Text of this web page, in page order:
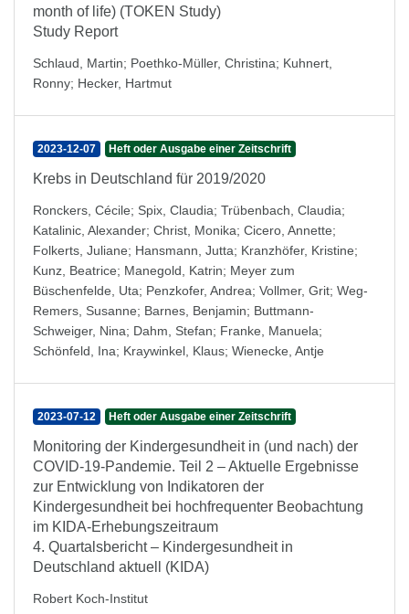
month of life) (TOKEN Study)
Study Report
Schlaud, Martin; Poethko-Müller, Christina; Kuhnert,
Ronny; Hecker, Hartmut
2023-12-07 Heft oder Ausgabe einer Zeitschrift
Krebs in Deutschland für 2019/2020
Ronckers, Cécile; Spix, Claudia; Trübenbach, Claudia;
Katalinic, Alexander; Christ, Monika; Cicero, Annette;
Folkerts, Juliane; Hansmann, Jutta; Kranzhöfer, Kristine;
Kunz, Beatrice; Manegold, Katrin; Meyer zum
Büschenfelde, Uta; Penzkofer, Andrea; Vollmer, Grit; Weg-
Remers, Susanne; Barnes, Benjamin; Buttmann-
Schweiger, Nina; Dahm, Stefan; Franke, Manuela;
Schönfeld, Ina; Kraywinkel, Klaus; Wienecke, Antje
2023-07-12 Heft oder Ausgabe einer Zeitschrift
Monitoring der Kindergesundheit in (und nach) der
COVID-19-Pandemie. Teil 2 – Aktuelle Ergebnisse
zur Entwicklung von Indikatoren der
Kindergesundheit bei hochfrequenter Beobachtung
im KIDA-Erhebungszeitraum
4. Quartalsbericht – Kindergesundheit in
Deutschland aktuell (KIDA)
Robert Koch-Institut